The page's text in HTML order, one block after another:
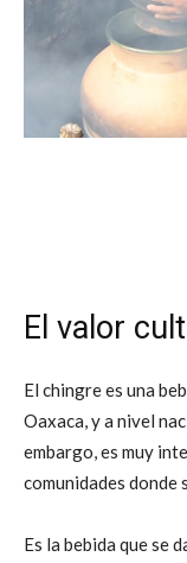
El valor
El chingre es una
Oaxaca, y a nivel
embargo, es muy
comunidades donde
Es la bebida que se